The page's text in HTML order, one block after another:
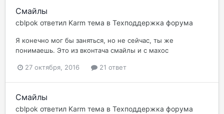
Смайлы
cblpok ответил Karm тема в Техподдержка форума
Я конечно мог бы заняться, но не сейчас, ты же
понимаешь. Это из вконтача смайлы и с махос
27 октября, 2016 21 ответ
Смайлы
cblpok ответил Karm тема в Техподдержка форума